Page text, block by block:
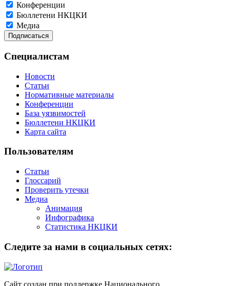
Конференции
Бюллетени НКЦКИ
Медиа
Специалистам
Новости
Статьи
Нормативные материалы
Конференции
База уязвимостей
Бюллетени НКЦКИ
Карта сайта
Пользователям
Статьи
Глоссарий
Проверить утечки
Медиа
Анимация
Инфографика
Статистика НКЦКИ
Следите за нами в социальных сетях:
Сайт создан при поддержке Национального